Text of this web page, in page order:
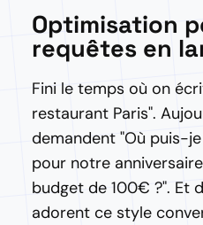
Optimisation
requêtes en
Fini le temps où on
restaurant Paris".
demandent "Où puis-
pour notre
budget de 100€ ?". Et
adorent ce style